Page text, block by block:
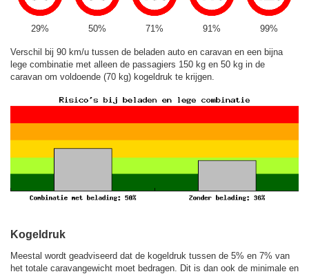
29% 50% 71% 91% 99%
Verschil bij 90 km/u tussen de beladen auto en caravan en een bijna
lege combinatie met alleen de passagiers 150 kg en 50 kg in de
caravan om voldoende (70 kg) kogeldruk te krijgen.
Kogeldruk
Meestal wordt geadviseerd dat de kogeldruk tussen de 5% en 7% van
het totale caravangewicht moet bedragen. Dit is dan ook de minimale en